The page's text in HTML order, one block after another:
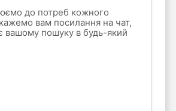
до потреб кожного
вам посилання на чат,
вашому пошуку в будь-який